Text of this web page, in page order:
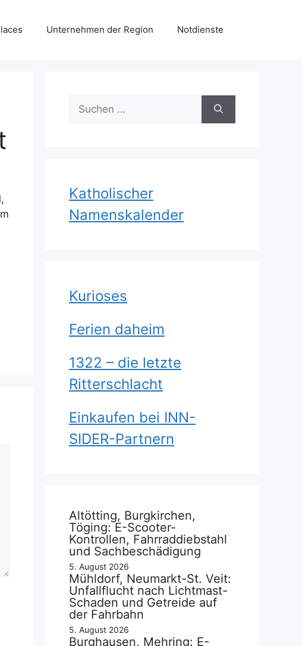
Unternehmen der Region Notdienste
Suchen
nach:
Katholischer
Namenskalender
Kurioses
Ferien daheim
1322 – die letzte
Ritterschlacht
Einkaufen bei INN-
SIDER-Partnern
Altötting, Burgkirchen,
Töging: E-Scooter-
Kontrollen, Fahrraddiebstahl
und Sachbeschädigung
5. August 2026
Mühldorf, Neumarkt-St. Veit:
Unfallflucht nach Lichtmast-
Schaden und Getreide auf
der Fahrbahn
5. August 2026
Burghausen, Mehring: E-